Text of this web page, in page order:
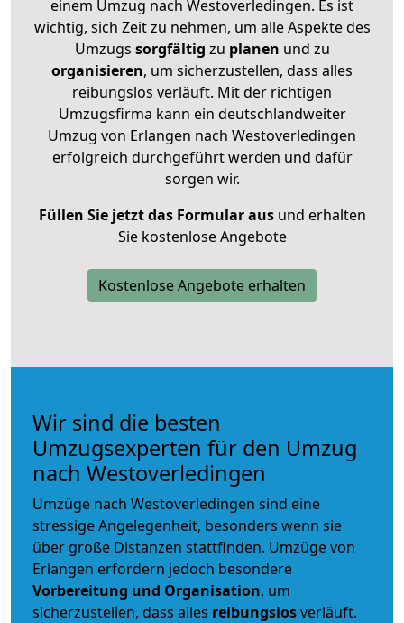
einem Umzug nach Westoverledingen. Es ist
wichtig, sich Zeit zu nehmen, um alle Aspekte des
Umzugs sorgfältig zu planen und zu
organisieren, um sicherzustellen, dass alles
reibungslos verläuft. Mit der richtigen
Umzugsfirma kann ein deutschlandweiter
Umzug von Erlangen nach Westoverledingen
erfolgreich durchgeführt werden und dafür
sorgen wir.
Füllen Sie jetzt das Formular ausund erhalten
Sie kostenlose Angebote
Kostenlose Angebote erhalten
Wir sind die besten
Umzugsexperten für den Umzug
nach Westoverledingen
Umzüge nach Westoverledingen sind eine
stressige Angelegenheit, besonders wenn sie
über große Distanzen stattfinden. Umzüge von
Erlangen erfordern jedoch besondere
Vorbereitung und Organisation, um
sicherzustellen, dass alles reibungslosverläuft.